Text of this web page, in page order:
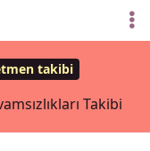
takibi
Takibi